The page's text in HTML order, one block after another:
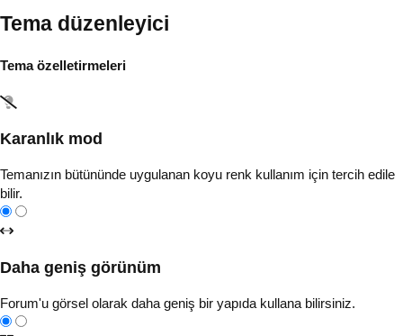
Tema düzenleyici
Tema özelletirmeleri
Karanlık mod
Temanızın bütününde uygulanan koyu renk kullanım için tercih edile
bilir.
Daha geniş görünüm
Forum'u görsel olarak daha geniş bir yapıda kullana bilirsiniz.